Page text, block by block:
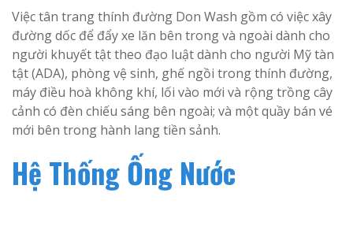
Việc tân trang thính đường Don Wash gồm có việc xây
đường dốc để đẩy xe lăn bên trong và ngoài dành cho
người khuyết tật theo đạo luật dành cho người Mỹ tàn
tật (ADA), phòng vệ sinh, ghế ngồi trong thính đường,
máy điều hoà không khí, lối vào mới và rộng trồng cây
cảnh có đèn chiếu sáng bên ngoài; và một quầy bán vé
mới bên trong hành lang tiền sảnh.
Hệ Thống Ống Nước